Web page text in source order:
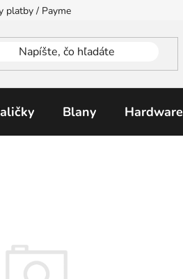
platby / Payment Methods
Blany Hardware